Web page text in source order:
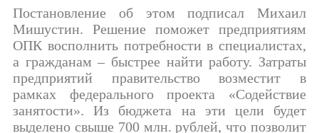
Постановление об этом подписал Михаил
Мишустин. Решение поможет предприятиям
ОПК восполнить потребности в специалистах,
а гражданам – быстрее найти работу. Затраты
предприятий правительство возместит в
рамках федерального проекта «Содействие
занятости». Из бюджета на эти цели будет
выделено свыше 700 млн. рублей, что позволит